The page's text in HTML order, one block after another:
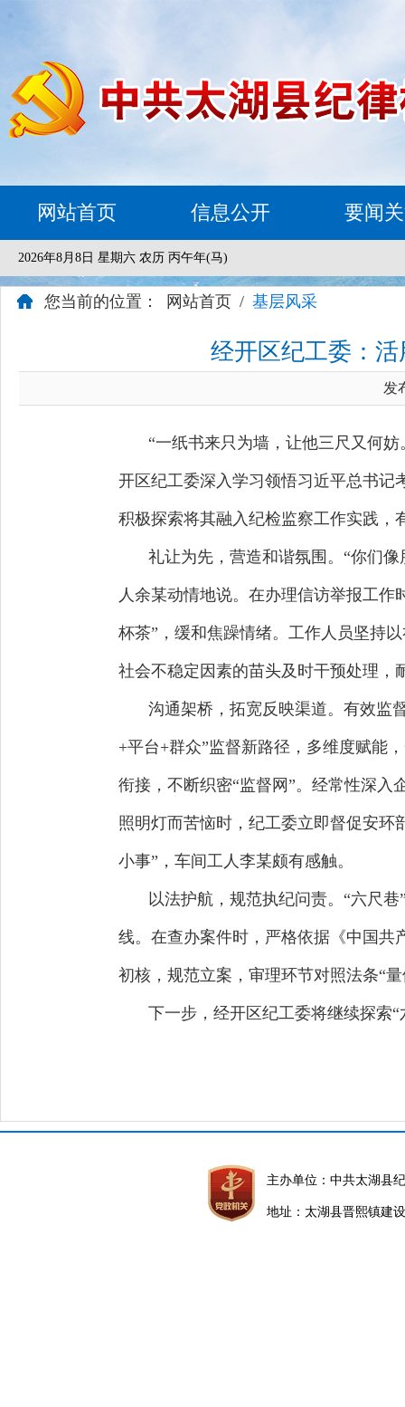
网站首页 信息公开 要闻
2026年8月8日 星期六 农历 丙午年(马)
您当前的位置： 网站首页 / 基层风采
经开区纪工委：
发
“一纸书来只为墙，让他三尺又何
开区纪工委深入学习领悟习近平总书记
积极探索将其融入纪检监察工作实践，
礼让为先，营造和谐氛围。“你们
人余某动情地说。在办理信访举报工作
杯茶”，缓和焦躁情绪。工作人员坚持
社会不稳定因素的苗头及时干预处理，
沟通架桥，拓宽反映渠道。有效监
+平台+群众”监督新路径，多维度赋能
衔接，不断织密“监督网”。经常性深入
照明灯而苦恼时，纪工委立即督促安环
小事”，车间工人李某颇有感触。
以法护航，规范执纪问责。“六尺
线。在查办案件时，严格依据《中国共
初核，规范立案，审理环节对照法条“
下一步，经开区纪工委将继续探索
主办单位：中共太湖县
地址：太湖县晋熙镇建